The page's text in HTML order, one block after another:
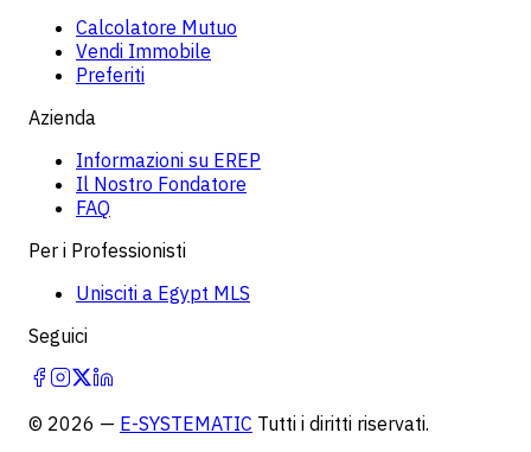
Calcolatore Mutuo
Vendi Immobile
Preferiti
Azienda
Informazioni su EREP
Il Nostro Fondatore
FAQ
Per i Professionisti
Unisciti a Egypt MLS
Seguici
© 2026 — E-SYSTEMATIC Tutti i diritti riservati.